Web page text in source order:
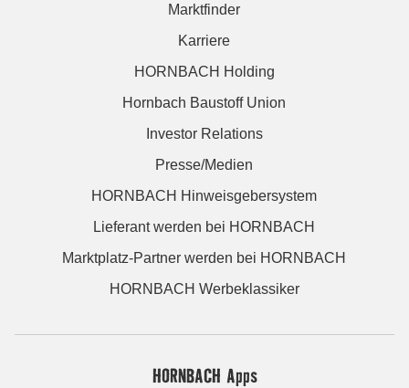
Marktfinder
Karriere
HORNBACH Holding
Hornbach Baustoff Union
Investor Relations
Presse/Medien
HORNBACH Hinweisgebersystem
Lieferant werden bei HORNBACH
Marktplatz-Partner werden bei HORNBACH
HORNBACH Werbeklassiker
HORNBACH Apps